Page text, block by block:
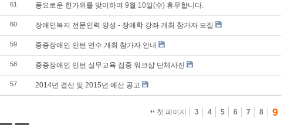
61 풍요로운 한가위를 맞이하여 9월 10일(수) 휴무합니다.
60 장애인복지 전문인력 양성 - 장애학 강좌 개최 참가자 모집
59 중증장애인 인턴 연수 개최 참가자 안내
58 중증장애인 인턴 실무교육 집중 워크샵 단체사진
57 2014년 결산 및 2015년 예산 공고
첫 페이지 3 4 5 6 7 8 9